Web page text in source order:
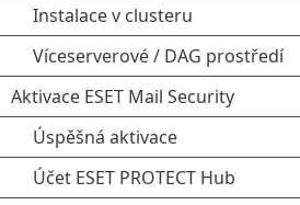
Instalace v clusteru
Víceserverové / DAG prostředí
Aktivace ESET Mail Security
Úspěšná aktivace
Účet ESET PROTECT Hub